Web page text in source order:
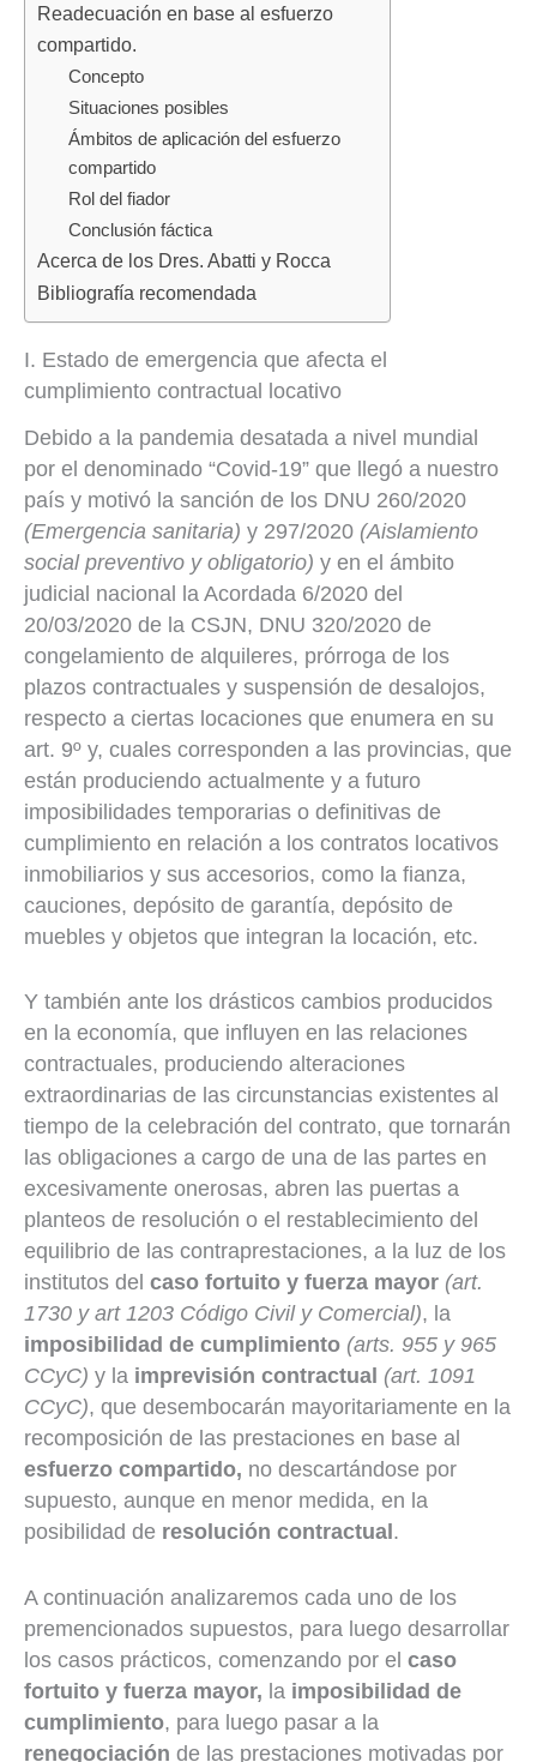
Readecuación en base al esfuerzo
compartido.
Concepto
Situaciones posibles
Ámbitos de aplicación del esfuerzo
compartido
Rol del fiador
Conclusión fáctica
Acerca de los Dres. Abatti y Rocca
Bibliografía recomendada
I. Estado de emergencia que afecta el
cumplimiento contractual locativo
Debido a la pandemia desatada a nivel mundial
por el denominado “Covid-19” que llegó a nuestro
país y motivó la sanción de los DNU 260/2020
(Emergencia sanitaria) y 297/2020 (Aislamiento
social preventivo y obligatorio) y en el ámbito
judicial nacional la Acordada 6/2020 del
20/03/2020 de la CSJN, DNU 320/2020 de
congelamiento de alquileres, prórroga de los
plazos contractuales y suspensión de desalojos,
respecto a ciertas locaciones que enumera en su
art. 9º y, cuales corresponden a las provincias, que
están produciendo actualmente y a futuro
imposibilidades temporarias o definitivas de
cumplimiento en relación a los contratos locativos
inmobiliarios y sus accesorios, como la fianza,
cauciones, depósito de garantía, depósito de
muebles y objetos que integran la locación, etc.
Y también ante los drásticos cambios producidos
en la economía, que influyen en las relaciones
contractuales, produciendo alteraciones
extraordinarias de las circunstancias existentes al
tiempo de la celebración del contrato, que tornarán
las obligaciones a cargo de una de las partes en
excesivamente onerosas, abren las puertas a
planteos de resolución o el restablecimiento del
equilibrio de las contraprestaciones, a la luz de los
institutos del caso fortuito y fuerza mayor (art.
1730 y art 1203 Código Civil y Comercial), la
imposibilidad de cumplimiento (arts. 955 y 965
CCyC) y la imprevisión contractual (art. 1091
CCyC), que desembocarán mayoritariamente en la
recomposición de las prestaciones en base al
esfuerzo compartido, no descartándose por
supuesto, aunque en menor medida, en la
posibilidad de resolución contractual .
A continuación analizaremos cada uno de los
premencionados supuestos, para luego desarrollar
los casos prácticos, comenzando por el caso
fortuito y fuerza mayor, la imposibilidad de
cumplimiento, para luego pasar a la
renegociación de las prestaciones motivadas por